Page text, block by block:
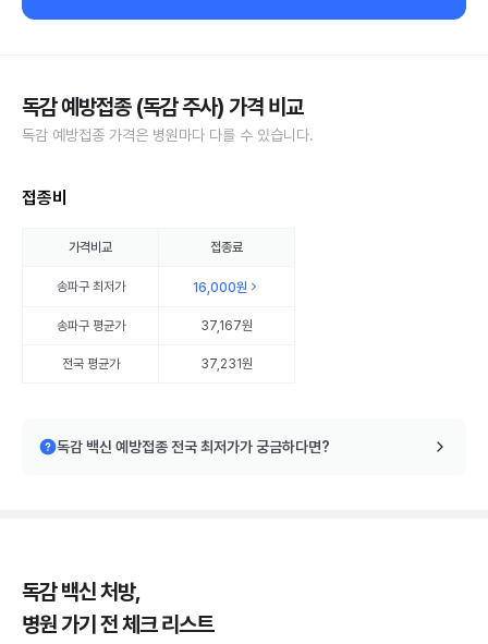
독감 예방접종 (독감 주사) 가격 비교
독감 예방접종 가격은 병원마다 다를 수 있습니다.
접종비
가격비교 접종료
송파구최저가 16,000원
송파구평균가 37,167원
전국 평균가 37,231원
독감 백신 예방접종 전국 최저가가 궁금하다면?
독감 백신 처방,
병원 가기 전 체크 리스트